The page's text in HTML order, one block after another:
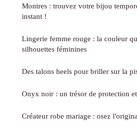
Montres : trouvez votre bijou
instant !
Lingerie femme rouge : la couleur
silhouettes féminines
Des talons heels pour briller sur la
Onyx noir : un trésor de protection
Créateur robe mariage : osez